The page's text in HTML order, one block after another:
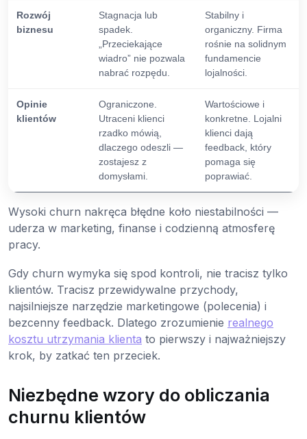
Rozwój
biznesu
Stagnacja lub
spadek.
„Przeciekające
wiadro” nie pozwala
nabrać rozpędu.
Stabilny i
organiczny. Firma
rośnie na solidnym
fundamencie
lojalności.
Opinie
klientów
Ograniczone.
Utraceni klienci
rzadko mówią,
dlaczego odeszli —
zostajesz z
domysłami.
Wartościowe i
konkretne. Lojalni
klienci dają
feedback, który
pomaga się
poprawiać.
Wysoki churn nakręca błędne koło niestabilności —
uderza w marketing, finanse i codzienną atmosferę
pracy.
Gdy churn wymyka się spod kontroli, nie tracisz tylko
klientów. Tracisz przewidywalne przychody,
najsilniejsze narzędzie marketingowe (polecenia) i
bezcenny feedback. Dlatego zrozumienie realnego
kosztu utrzymania klienta to pierwszy i najważniejszy
krok, by zatkać ten przeciek.
Niezbędne wzory do obliczania
churnu klientów